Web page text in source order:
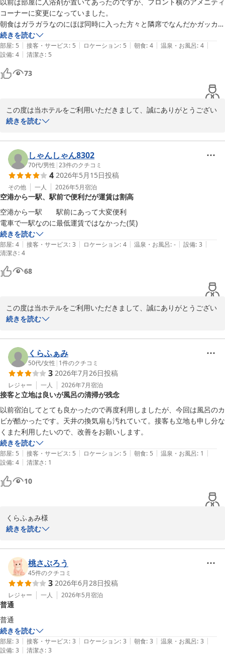
Ｊホテルりんくう
2026-05-20
コーナーに変更になっていました。
朝食はガラガラなのにほぼ同時に入った方々と隣席でなんだかガッカリ
しました。
続きを読む
部屋: 5 | 接客・サービス: 5 | ロケーション: 5 | 朝食: 4 | 温泉・お風呂: 4 |
設備: 4 | 清潔さ: 5
73
この度は当ホテルをご利用いただきまして、誠にありがとうござい
ました。
アメニティー類は今年の1月からバイキングスタイルに変更させて
いただきました。ご案内に不手際がございましたら、お詫び申し上
げます。
朝食のご案内ではご不憫をお掛けし大変申し訳ございませんでし
た。
同様のご意見が過去にもあったため、配席には気を配るようオペレ
ーションを変更いたしましたが、行き届かず申し訳ございませんで
した。
改めて、レストランスタッフには申し伝えておきます。
率直なご意見を賜りありがとうございます。
今後もサービス向上を目指し、精進して参ります。
機会がございましたら、ぜひ次回のご利用をスタッフ一同心よりお
待ちしております。
2026-05-20
続きを読む
しゃんしゃん8302
70代/男性 |23件のクチコミ
4 2026年5月15日投稿
その他 一人 2026年5月宿泊
空港から一駅、駅前で便利だが運賃は割高
空港から一駅　　駅前にあって大変便利
電車で一駅なのに最低運賃ではなかった(笑)
続きを読む
部屋: 4 | 接客・サービス: 3 | ロケーション: 4 | 温泉・お風呂: - | 設備: 3 |
清潔さ: 4
68
この度は当ホテルをご利用いただきまして、誠にありがとうござい
ました。
名鉄電車の運賃につきましては、ご不憫をお掛けし申し訳ございま
せんでした。
私どもの関与できる事ではございませんので、ご理解いただけます
と幸いでございます。
機会がございましたら、ぜひ次回のご利用をスタッフ一同心よりお
待ちしております。
Ｊホテルりんくう
2026-05-16
続きを読む
くらふぁみ
50代/女性 | 1件のクチコミ
3 2026年7月26日投稿
レジャー 一人 2026年7月宿泊
接客と立地は良いが風呂の清掃が残念
以前宿泊してとても良かったので再度利用しましたが、今回は風呂のカ
ビが酷かったです。天井の換気扇も汚れていて。接客も立地も申し分な
くまた利用したいので、改善をお願いします。
続きを読む
部屋: 5 | 接客・サービス: 5 | ロケーション: 5 | 朝食: 5 | 温泉・お風呂: 1 |
設備: 4 | 清潔さ: 1
10
くらふぁみ様
した。
また口コミへの投稿と評価をいただき、重ねて御礼申し上げます。
お部屋の清掃に関しまして、ご不憫とご迷惑をおかけし、大変申し
訳ございませんでした。
担当部署にも共有し、しっかりと対応して参ります。
貴重なご意見をいただき、ありがとうございます。
次回のご利用をスタッフ一同心よりお待ちしております。
Ｊホテルりんくう
続きを読む
桃さぶろう
45件のクチコミ
3 2026年6月28日投稿
レジャー 一人 2026年5月宿泊
普通
普通
続きを読む
部屋: 3 | 接客・サービス: 3 | ロケーション: 3 | 朝食: 3 | 温泉・お風呂: 3 |
設備: 3 | 清潔さ: 3